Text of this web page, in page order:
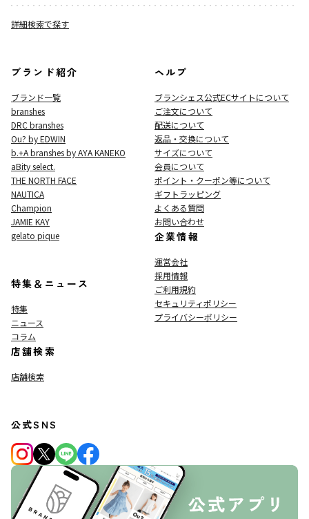
詳細検索で探す
ブランド紹介
ブランド一覧
branshes
DRC branshes
Ou? by EDWIN
b.+A branshes by AYA KANEKO
aBity select.
THE NORTH FACE
NAUTICA
Champion
JAMIE KAY
gelato pique
特集＆ニュース
特集
ニュース
コラム
店舗検索
店舗検索
ヘルプ
ブランシェス公式ECサイトについて
ご注文について
配送について
返品・交換について
サイズについて
会員について
ポイント・クーポン等について
ギフトラッピング
よくある質問
お問い合わせ
企業情報
運営会社
採用情報
ご利用規約
セキュリティポリシー
プライバシーポリシー
公式SNS